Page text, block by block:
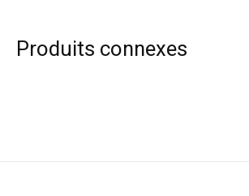
Produits connexes